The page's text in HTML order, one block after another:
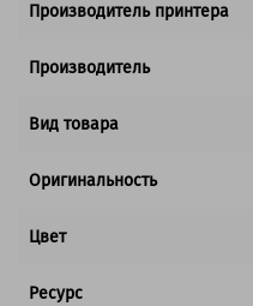
Производитель принтера
Производитель
Вид товара
Оригинальность
Цвет
Ресурс